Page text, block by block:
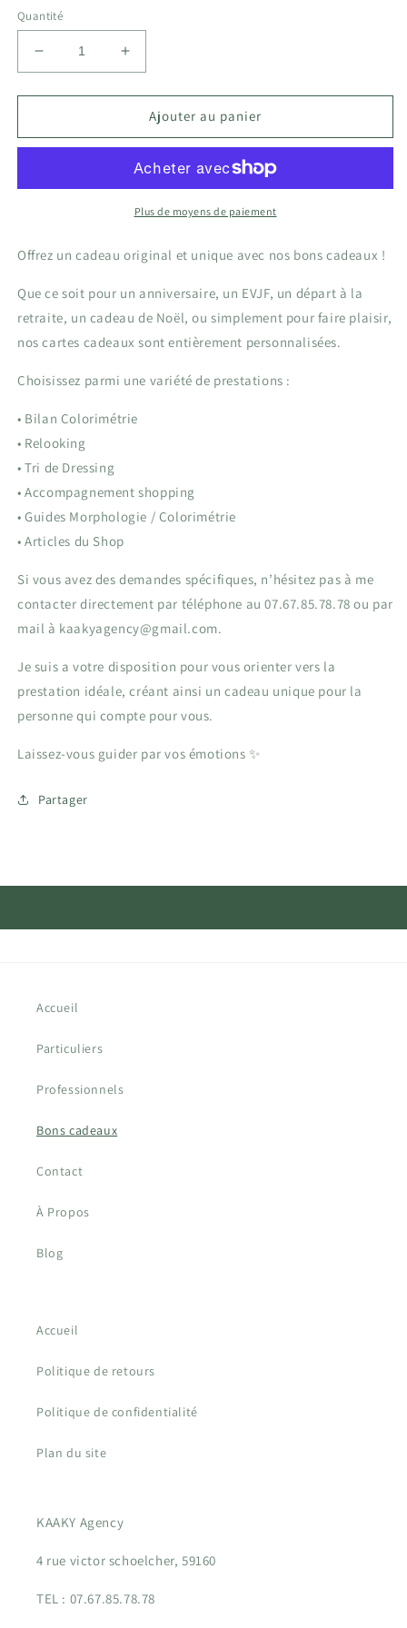
Quantité
Réduire
la
quantité
Cartes
Augmenter
la
quantité
Cartes
Ajouter au panier
Plus de moyens de paiement
Offrez un cadeau original et unique avec nos bons cadeaux !
Que ce soit pour un anniversaire, un EVJF, un départ à la
retraite, un cadeau de Noël, ou simplement pour faire plaisir,
nos cartes cadeaux sont entièrement personnalisées.
Choisissez parmi une variété de prestations :
• Bilan Colorimétrie
• Relooking
• Tri de Dressing
• Accompagnement shopping
• Guides Morphologie / Colorimétrie
• Articles du Shop
Si vous avez des demandes spécifiques, n’hésitez pas à me
contacter directement par téléphone au 07.67.85.78.78 ou par
mail à kaakyagency@gmail.com.
Je suis a votre disposition pour vous orienter vers la
prestation idéale, créant ainsi un cadeau unique pour la
personne qui compte pour vous.
Laissez-vous guider par vos émotions ✨
Partager
Accueil
Particuliers
Professionnels
Bons cadeaux
Contact
À Propos
Blog
Accueil
Politique de retours
Politique de confidentialité
Plan du site
KAAKY Agency
4 rue victor schoelcher, 59160
TEL : 07.67.85.78.78